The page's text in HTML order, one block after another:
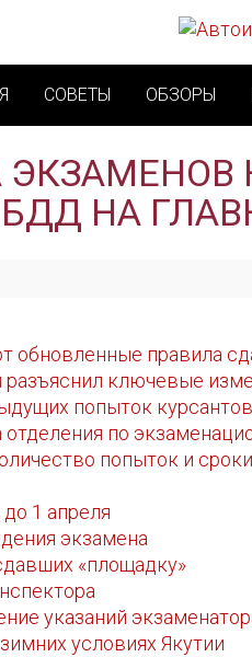
СОВЕТЫ ОБЗОРЫ
НА
обновленные правила
ключевые
попыток курсантов.
по
попыток и сроки
1 апреля
экзамена
«площадку»
указаний
условиях Якутии